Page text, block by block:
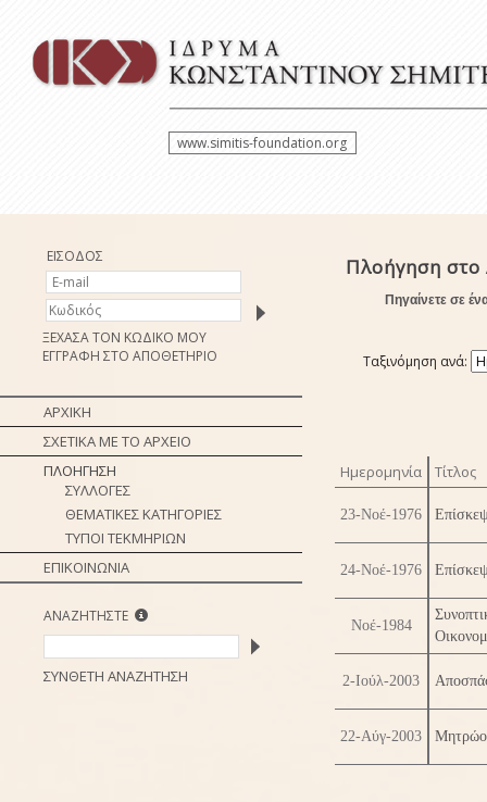
www.simitis-foundation.org
ΕΙΣΟΔΟΣ
ΞΕΧΑΣΑ ΤΟΝ ΚΩΔΙΚΟ ΜΟΥ
ΕΓΓΡΑΦΗ ΣΤΟ ΑΠΟΘΕΤΗΡΙΟ
ΑΡΧΙΚΗ
ΣΧΕΤΙΚΑ ΜΕ ΤΟ ΑΡΧΕΙΟ
ΠΛΟΗΓΗΣΗ
ΣΥΛΛΟΓΕΣ
ΘΕΜΑΤΙΚΕΣ ΚΑΤΗΓΟΡΙΕΣ
ΤΥΠΟΙ ΤΕΚΜΗΡΙΩΝ
ΕΠΙΚΟΙΝΩΝΙΑ
ΑΝΑΖΗΤΗΣΤΕ
ΣΥΝΘΕΤΗ ΑΝΑΖΗΤΗΣΗ
Πλοήγηση στο
Πηγαίνετε σε
Ταξινόμηση ανά:
Ημερομηνία Τίτλος
23-Νοέ-1976
24-Νοέ-1976
Νοέ-1984
2-Ιούλ-2003
22-Αύγ-2003